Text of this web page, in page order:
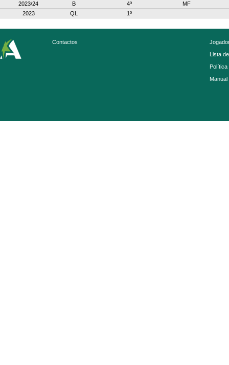
2023/24
B 4º
MF
2023
QL 1º
Contactos
Lista
Política